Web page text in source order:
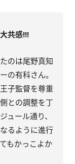
共感!!!
のは尾野真知
の有科さん。
子監督を尊重
との調整を丁
ュール通り、
るように進行
もかっこよか